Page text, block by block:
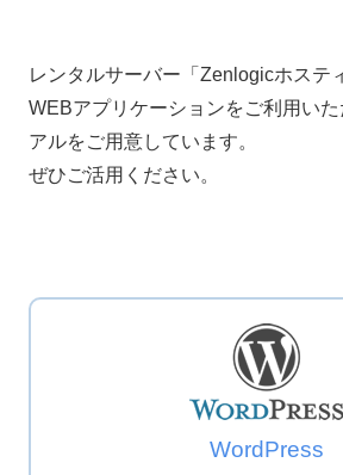
レンタルサーバー「Zenlogicホステ
WEBアプリケーションをご利用いた
アルをご用意しています。
ぜひご活用ください。
WordPress